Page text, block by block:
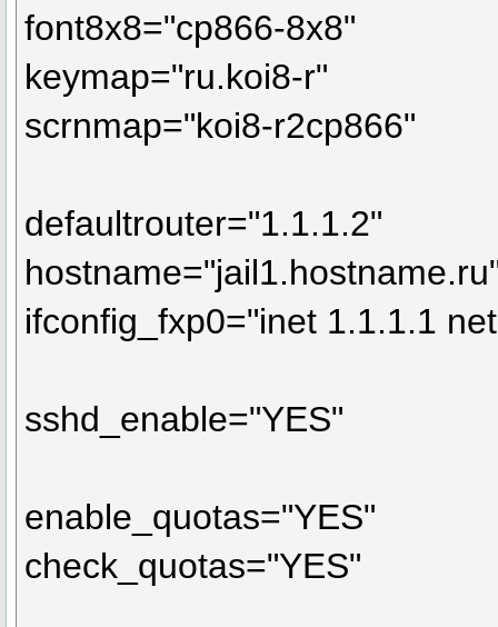
font8x8="cp866-8x8"
keymap="ru.koi8-r"
scrnmap="koi8-r2cp866"
defaultrouter="1.1.1.2"
ifconfig_fxp0="inet 1.1.1.1
sshd_enable="YES"
enable_quotas="YES"
check_quotas="YES"